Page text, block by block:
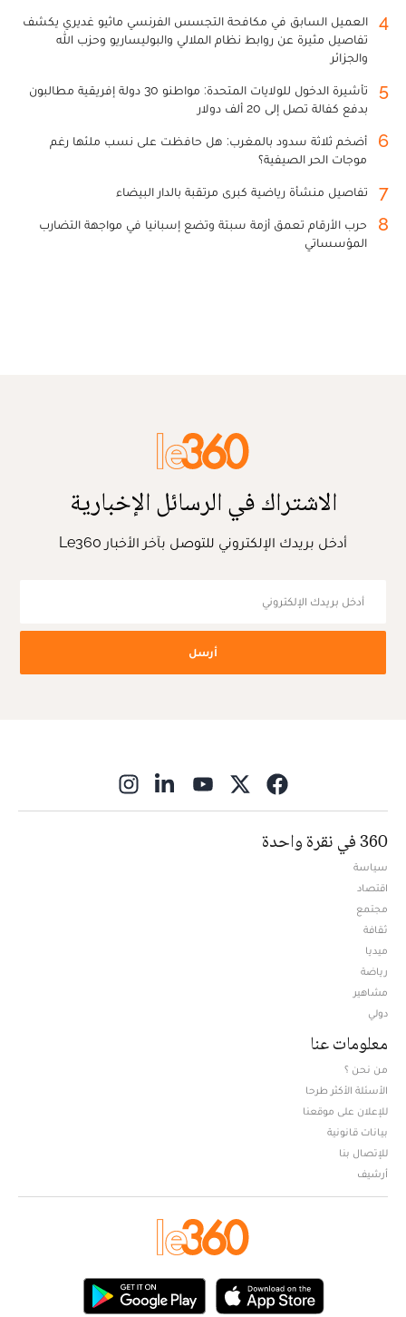
4
العميل السابق في مكافحة التجسس الفرنسي ماثيو غديري يكشف
تفاصيل مثيرة عن روابط نظام الملالي والبوليساريو وحزب الله
والجزائر
5
تأشيرة الدخول للولايات المتحدة: مواطنو 30 دولة إفريقية مطالبون
بدفع كفالة تصل إلى 20 ألف دولار
6
أضخم ثلاثة سدود بالمغرب: هل حافظت على نسب ملئها رغم
موجات الحر الصيفية؟
7 تفاصيل منشأة رياضية كبرى مرتقبة بالدار البيضاء
8
حرب الأرقام تعمق أزمة سبتة وتضع إسبانيا في مواجهة التضارب
المؤسساتي
الاشتراك في الرسائل الإخبارية
أدخل بريدك الإلكتروني للتوصل بآخر الأخبار Le360
أرسل
360 في نقرة واحدة
سياسة
اقتصاد
مجتمع
ثقافة
ميديا
رياضة
مشاهير
دولي
معلومات عنا
من نحن ؟
الأسئلة الأكثر طرحا
للإعلان على موقعنا
بيانات قانونية
للإتصال بنا
أرشيف